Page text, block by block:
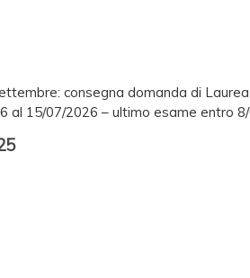
consegna domanda di
al 15/07/2026 – ultimo esame entro